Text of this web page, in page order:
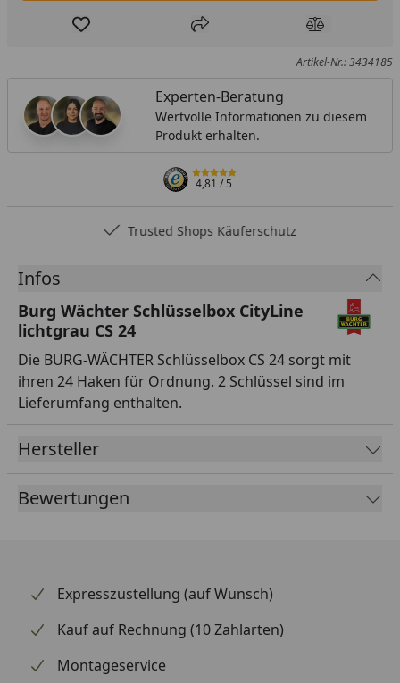
Produkt zur Wunschliste hinzufügen
Teilen Produkt
Artikel-Nr.: 3434185
Experten-Beratung
Wertvolle Informationen zu diesem
Produkt erhalten.
4,81/ 5
Trusted Shops Käuferschutz
Infos
Burg Wächter Schlüsselbox CityLine
lichtgrau CS 24
Die BURG-WÄCHTER Schlüsselbox CS 24 sorgt mit
ihren 24 Haken für Ordnung. 2 Schlüssel sind im
Lieferumfang enthalten.
Hersteller
Bewertungen
Expresszustellung (auf Wunsch)
Kauf auf Rechnung (10 Zahlarten)
Montageservice